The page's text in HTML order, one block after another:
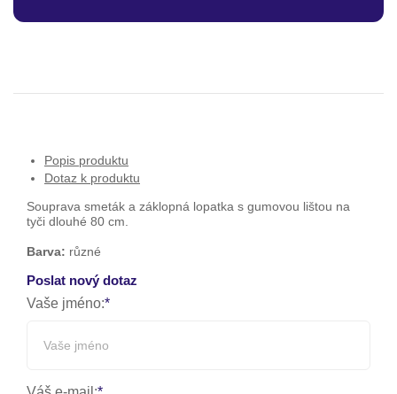
Popis produktu
Dotaz k produktu
Souprava smeták a záklopná lopatka s gumovou lištou na
tyči dlouhé 80 cm.
Barva: různé
Poslat nový dotaz
Vaše jméno: